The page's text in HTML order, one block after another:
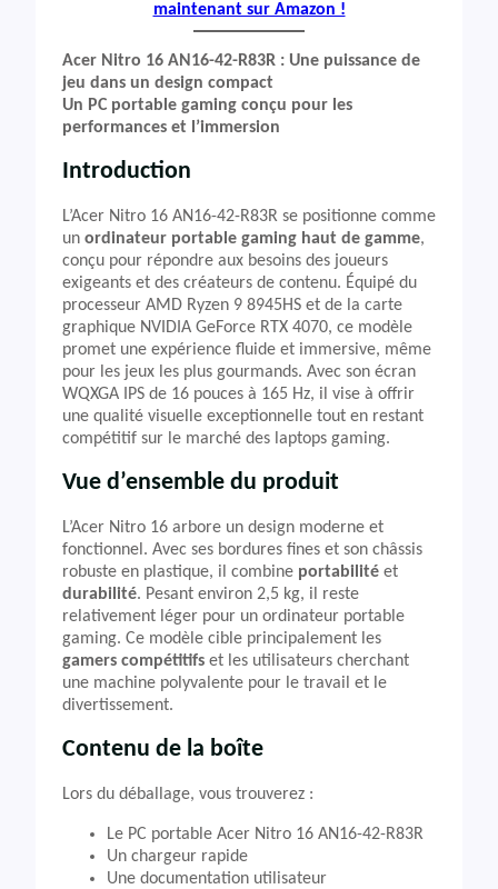
maintenant sur Amazon !
Acer Nitro 16 AN16-42-R83R : Une puissance de
jeu dans un design compact
Un PC portable gaming conçu pour les
performances et l’immersion
Introduction
L’Acer Nitro 16 AN16-42-R83R se positionne comme
un ordinateur portable gaming haut de gamme,
conçu pour répondre aux besoins des joueurs
exigeants et des créateurs de contenu. Équipé du
processeur AMD Ryzen 9 8945HS et de la carte
graphique NVIDIA GeForce RTX 4070, ce modèle
promet une expérience fluide et immersive, même
pour les jeux les plus gourmands. Avec son écran
WQXGA IPS de 16 pouces à 165 Hz, il vise à offrir
une qualité visuelle exceptionnelle tout en restant
compétitif sur le marché des laptops gaming.
Vue d’ensemble du produit
L’Acer Nitro 16 arbore un design moderne et
fonctionnel. Avec ses bordures fines et son châssis
robuste en plastique, il combine portabilité et
durabilité. Pesant environ 2,5 kg, il reste
relativement léger pour un ordinateur portable
gaming. Ce modèle cible principalement les
gamers compétitifs et les utilisateurs cherchant
une machine polyvalente pour le travail et le
divertissement.
Contenu de la boîte
Lors du déballage, vous trouverez :
Le PC portable Acer Nitro 16 AN16-42-R83R
Un chargeur rapide
Une documentation utilisateur